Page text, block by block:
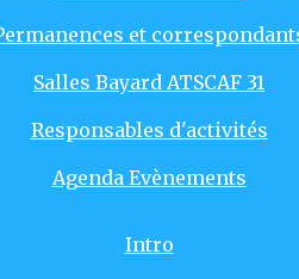
et
Salles Bayard ATSCAF 31
Responsables d'activités
Agenda Evènements
Intro